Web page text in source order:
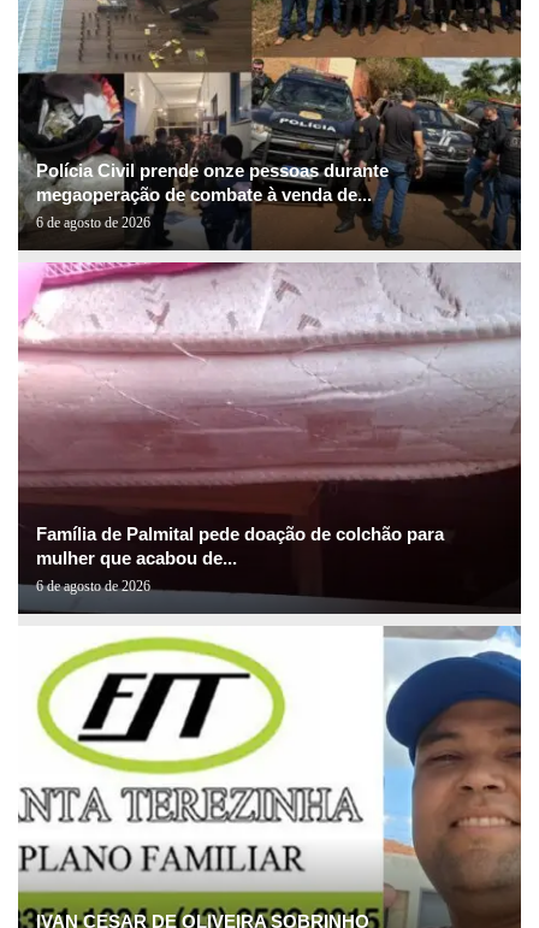
Polícia Civil prende onze pessoas durante
megaoperação de combate à venda de...
6 de agosto de 2026
Família de Palmital pede doação de colchão para
mulher que acabou de...
6 de agosto de 2026
IVAN CESAR DE OLIVEIRA SOBRINHO